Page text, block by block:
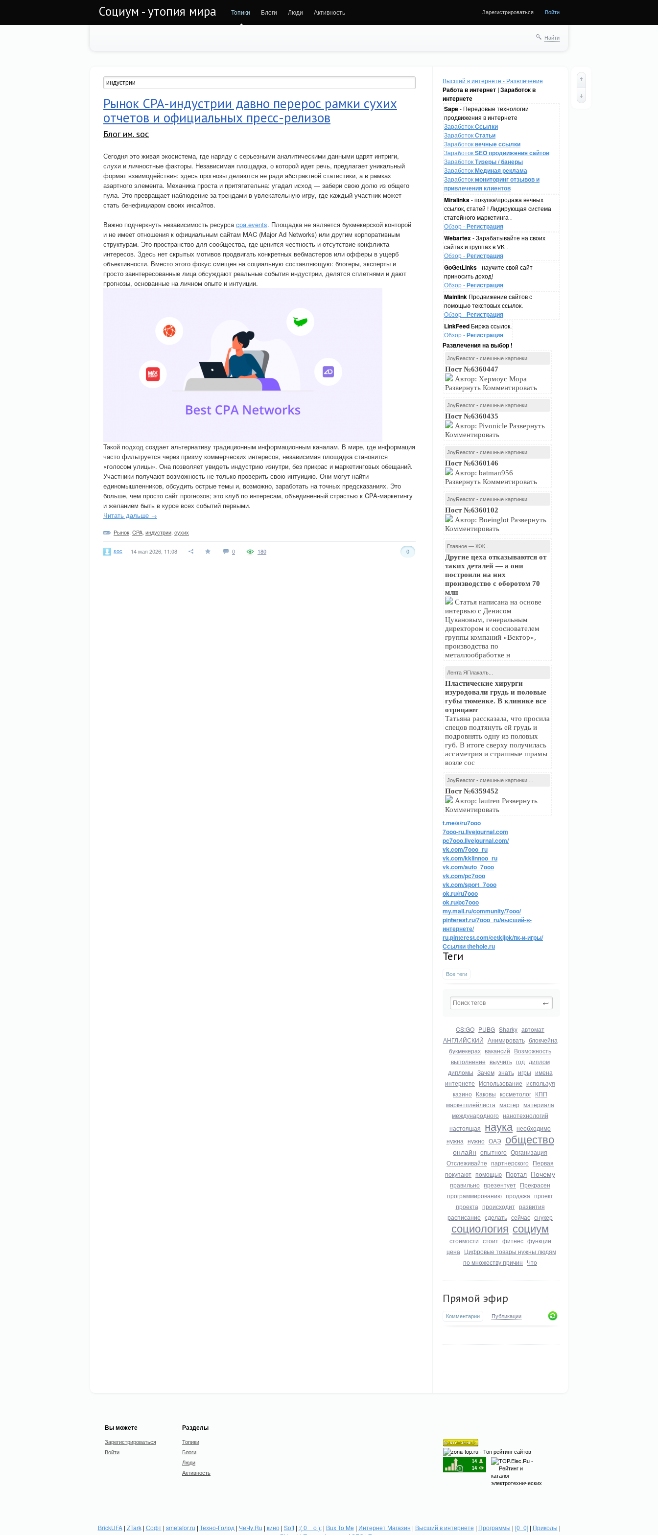
Социум - утопия мира Топики Блоги Люди Активность Зарегистрироваться Войти
Найти
Высший в интернете - Развлечение
Работа в интернет | Заработок в
интернете
Sape- Передовые технологии
продвижения в интернете
ЗаработокСсылки
ЗаработокСтатьи
Заработоквечные ссылки
ЗаработокSEO продвижения сайтов
ЗаработокТизеры / банеры
ЗаработокМединая реклама
Заработокмониторинг отзывов и
привлечения клиентов
Miralinks- покупка\продажа вечных
ссылок, статей ! Лидирующая система
статейного маркетинга .
Обзор -Регистрация
Webartex- Зарабатывайте на своих
сайтах и группах в VK .
Обзор -Регистрация
GoGetLinks- научите свой сайт
приносить доход!
Обзор -Регистрация
Mainlink Продвижение сайтов с
помощью текстовых ссылок.
Обзор -Регистрация
LinkFeed Биржа ссылок.
Обзор -Регистрация
Развлечения на выбор !
JoyReactor - смешные картинки ...
Пост №6360447
Автор: Хермоус Мора
Развернуть Комментировать
JoyReactor - смешные картинки ...
Пост №6360435
Автор: Pivonicle Развернуть
Комментировать
JoyReactor - смешные картинки ...
Пост №6360146
Автор: batman956
Развернуть Комментировать
JoyReactor - смешные картинки ...
Пост №6360102
Автор: Boeinglot Развернуть
Комментировать
Главное — ЖЖ...
Другие цеха отказываются от
таких деталей — а они
построили на них
производство с оборотом 70
млн
Статья написана на основе
интервью с Денисом
Цукановым, генеральным
директором и сооснователем
группы компаний «Вектор»,
производства по
металлообработке н
Лента ЯПлакалъ...
Пластические хирурги
изуродовали грудь и половые
губы тюменке. В клинике все
отрицают
Татьяна рассказала, что просила
спецов подтянуть ей грудь и
подровнять одну из половых
губ. В итоге сверху получилась
ассиметрия и страшные шрамы
возле сос
JoyReactor - смешные картинки ...
Пост №6359452
Автор: lautren Развернуть
Комментировать
t.me/s/ru7ooo
7ooo-ru.livejournal.com
pc7ooo.livejournal.com/
vk.com/7ooo_ru
vk.com/kkiinnoo_ru
vk.com/auto_7ooo
vk.com/pc7ooo
vk.com/sport_7ooo
ok.ru/ru7ooo
ok.ru/pc7ooo
my.mail.ru/community/7ooo/
pinterest.ru/7ooo_ru/высший-в-
интернете/
ru.pinterest.com/cetkijpk/пк-и-игры/
Ссылки thehole.ru
Теги
Все теги
CS:GO PUBG Sharky автомат
АНГЛИЙСКИЙ Анимировать блокчейна
букмекерах вакансий Возможность
выполнение выучить год диплом
дипломы Зачем знать игры имена
интернете Использование используя
казино Каковы косметолог КПП
маркетплейлиста мастер материала
международного нанотехнологий
настоящая наука необходимо
нужна нужно ОАЭ общество
онлайн опытного Организация
Отслеживайте партнерского Первая
покупают помощью Портал Почему
правильно презентует Прекрасен
программированию продажа проект
проекта происходит развития
расписание сделать сейчас снукер
социология социум
стоимости стоит фитнес функции
цена Цифровые товары нужны людям
по множеству причин Что
Прямой эфир
Комментарии Публикации
Рынок CPA-индустрии давно перерос рамки сухих
отчетов и официальных пресс-релизов
Блог им. soc
Сегодня это живая экосистема, где наряду с серьезными аналитическими данными царят интриги,
слухи и личностные факторы. Независимая площадка, о которой идет речь, предлагает уникальный
формат взаимодействия: здесь прогнозы делаются не ради абстрактной статистики, а в рамках
азартного элемента. Механика проста и притягательна: угадал исход — забери свою долю из общего
пула. Это превращает наблюдение за трендами в увлекательную игру, где каждый участник может
стать бенефициаром своих инсайтов.
Важно подчеркнуть независимость ресурсаcpa.events. Площадка не является букмекерской конторой
и не имеет отношения к официальным сайтам MAC (Major Ad Networks) или другим корпоративным
структурам. Это пространство для сообщества, где ценится честность и отсутствие конфликта
интересов. Здесь нет скрытых мотивов продвигать конкретных вебмастеров или офферы в ущерб
объективности. Вместо этого фокус смещен на социальную составляющую: блогеры, эксперты и
просто заинтересованные лица обсуждают реальные события индустрии, делятся сплетнями и дают
прогнозы, основанные на личном опыте и интуиции.
Такой подход создает альтернативу традиционным информационным каналам. В мире, где информация
часто фильтруется через призму коммерческих интересов, независимая площадка становится
«голосом улицы». Она позволяет увидеть индустрию изнутри, без прикрас и маркетинговых обещаний.
Участники получают возможность не только проверить свою интуицию. Они могут найти
единомышленников, обсудить острые темы и, возможно, заработать на точных предсказаниях. Это
больше, чем просто сайт прогнозов; это клуб по интересам, объединенный страстью к CPA-маркетингу
и желанием быть в курсе всех событий первыми.
Читать дальше →
Рынок CPA индустрии сухих
soc 14 мая 2026, 11:08 0 0
180
Вы можете
Зарегистрироваться
Войти
Разделы
Топики
Блоги
Люди
Активность
BrickUFA| ZTark| Софт| smetafor.ru | Техно-Голод | ЧеЧу.Ru | кино| Soft| :( 0 _ о ):| Bux To Me | Интернет Магазин | Высший в интернете | Программы | [0_0]| Приколы |